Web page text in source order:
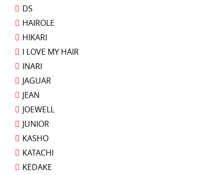
DS
HAIROLE
HIKARI
I LOVE MY HAIR
INARI
JAGUAR
JEAN
JOEWELL
JUNIOR
KASHO
KATACHI
KEDAKE